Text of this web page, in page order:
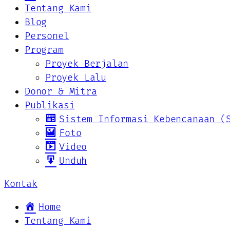
Tentang Kami
Blog
Personel
Program
Proyek Berjalan
Proyek Lalu
Donor & Mitra
Publikasi
Sistem Informasi Kebencanaan
Foto
Video
Unduh
Kontak
Home
Tentang Kami